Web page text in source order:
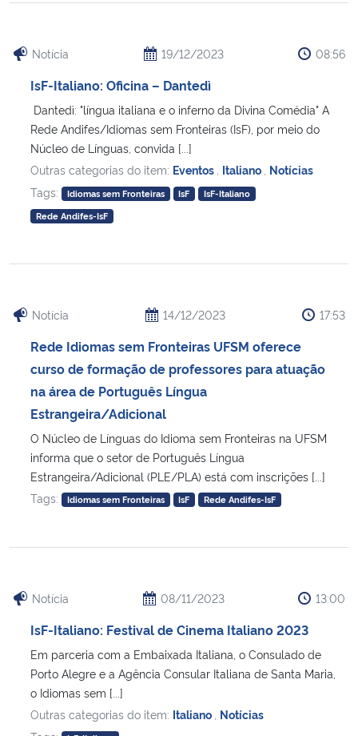
Notícia 19/12/2023 08:56
IsF-Italiano: Oficina – Dantedì
Dantedì: "língua italiana e o inferno da Divina Comédia" A
Rede Andifes/Idiomas sem Fronteiras (IsF), por meio do
Núcleo de Línguas, convida [...]
Outras categorias do item: Eventos Italiano Notícias
Tags:
Idiomas sem Fronteiras IsF
IsF-Italiano
Rede Andifes-IsF
Notícia 14/12/2023 17:53
Rede Idiomas sem Fronteiras UFSM oferece
curso de formação de professores para atuação
na área de Português Língua
Estrangeira/Adicional
O Núcleo de Línguas do Idioma sem Fronteiras na UFSM
informa que o setor de Português Língua
Estrangeira/Adicional (PLE/PLA) está com inscrições [...]
Tags:
Idiomas sem Fronteiras IsF Rede Andifes-IsF
Notícia 08/11/2023 13:00
IsF-Italiano: Festival de Cinema Italiano 2023
Em parceria com a Embaixada Italiana, o Consulado de
Porto Alegre e a Agência Consular Italiana de Santa Maria,
o Idiomas sem [...]
Outras categorias do item: Italiano Notícias